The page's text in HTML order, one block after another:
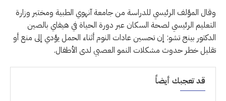
وقال المؤلف الرئيسي للدراسة من جامعة آنهوي الطبية ومختبر وزارة
التعليم الرئيسي لصحة السكان عبر دورة الحياة في هيفاي بالصين
الدكتور بينج تشو: إن تحسين عادات النوم أثناء الحمل يؤدي إلى منع أو
تقليل خطر حدوث مشكلات النمو العصبي لدى الأطفال.
قد تعجبك أيضاً